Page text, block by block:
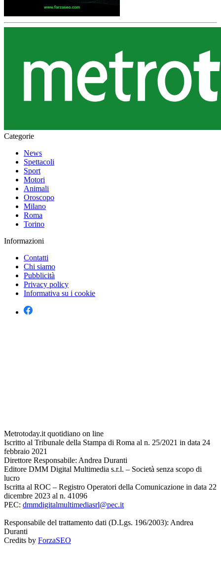
Categorie
News
Spettacoli
Sport
Motori
Animali
Oroscopo
Milano
Roma
Torino
Informazioni
Contatti
Chi siamo
Pubblicità
Privacy policy
Informativa su i cookie
Metrotoday.it quotidiano on line
Iscritto al Tribunale della Stampa di Roma al n. 25/2021 in data 24
febbraio 2021
Direttore Responsabile: Andrea Duranti
Editore DMM Digital Multimedia s.r.l. – Società senza scopo di
lucro
Iscritta al ROC – Registro Operatori della Comunicazione in data 22
dicembre 2023 al n. 41096
PEC: dmmdigitalmultimediasrl@pec.it
Responsabile del trattamento dati (D.Lgs. 196/2003): Andrea
Duranti
Credits by ForzaSEO